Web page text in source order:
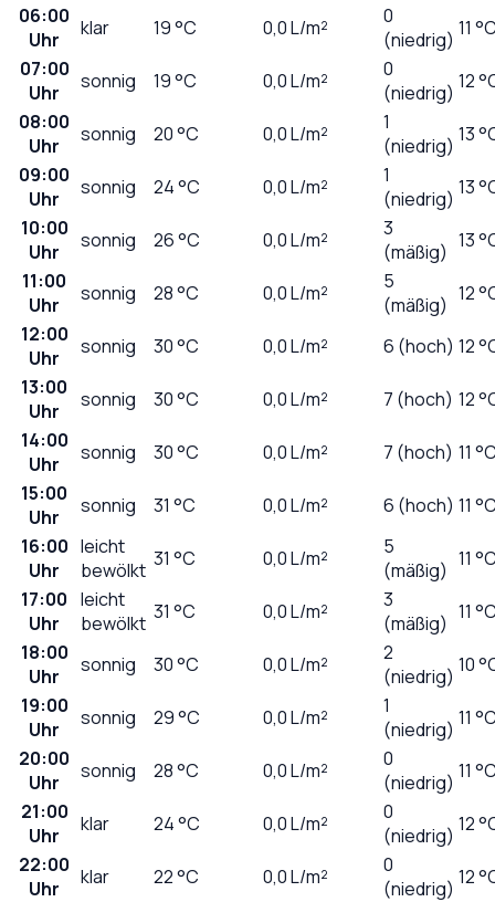
06:00
Uhr
klar 19°C 0,0L/m²
0
(niedrig) 11
07:00
Uhr
sonnig 19°C 0,0L/m²
0
(niedrig) 12
08:00
Uhr
sonnig 20°C 0,0L/m²
1
(niedrig) 13
09:00
Uhr
sonnig 24°C 0,0L/m²
1
(niedrig) 13
10:00
Uhr
sonnig 26°C 0,0L/m²
3
(mäßig) 13
11:00
Uhr
sonnig 28°C 0,0L/m²
5
(mäßig) 12
12:00
Uhr
sonnig 30°C 0,0L/m² 6 (hoch) 12
13:00
Uhr
sonnig 30°C 0,0L/m² 7 (hoch) 12
14:00
Uhr
sonnig 30°C 0,0L/m² 7 (hoch) 11
15:00
Uhr
sonnig 31 °C 0,0L/m² 6 (hoch) 11
16:00
Uhr
leicht
bewölkt 31 °C 0,0L/m²
5
(mäßig) 11
17:00
Uhr
leicht
bewölkt 31 °C 0,0L/m²
3
(mäßig) 11
18:00
Uhr
sonnig 30°C 0,0L/m²
2
(niedrig) 10
19:00
Uhr
sonnig 29°C 0,0L/m²
1
(niedrig) 11
20:00
Uhr
sonnig 28°C 0,0L/m²
0
(niedrig) 11
21:00
Uhr
klar 24°C 0,0L/m²
0
(niedrig) 12
22:00
Uhr
klar 22°C 0,0L/m²
0
(niedrig) 12